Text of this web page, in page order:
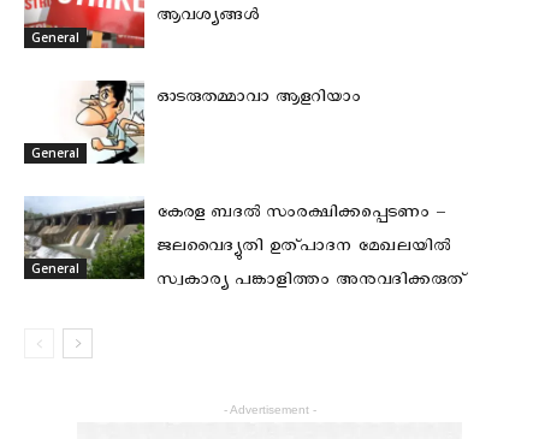
General
ആവശ്യങ്ങള്‍
General
ഓടരുതമ്മാവാ ആളറിയാം
General
കേരള ബദല്‍ സംരക്ഷിക്കപ്പെടണം –
ജലവൈദ്യുതി ഉത്പാദന മേഖലയില്‍
സ്വകാര്യ പങ്കാളിത്തം അനുവദിക്കരുത്
- Advertisement -